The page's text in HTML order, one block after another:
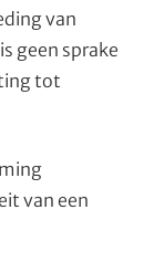
van
geen sprake
tot
van een